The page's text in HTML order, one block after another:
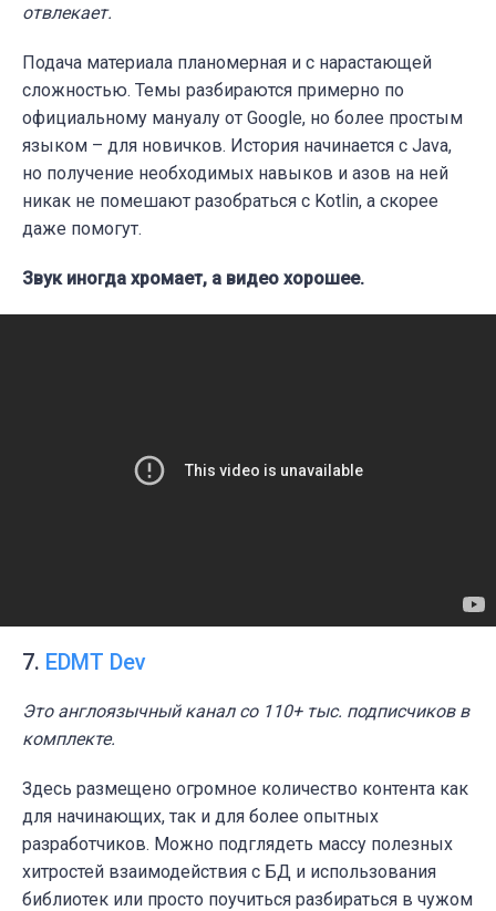
отвлекает.
Подача материала планомерная и с нарастающей
сложностью. Темы разбираются примерно по
официальному мануалу от Google, но более простым
языком – для новичков. История начинается с Java,
но получение необходимых навыков и азов на ней
никак не помешают разобраться с Kotlin, а скорее
даже помогут.
Звук иногда хромает, а видео хорошее.
7. EDMT Dev
Это англоязычный канал со 110+ тыс. подписчиков в
комплекте.
Здесь размещено огромное количество контента как
для начинающих, так и для более опытных
разработчиков. Можно подглядеть массу полезных
хитростей взаимодействия с БД и использования
библиотек или просто поучиться разбираться в чужом